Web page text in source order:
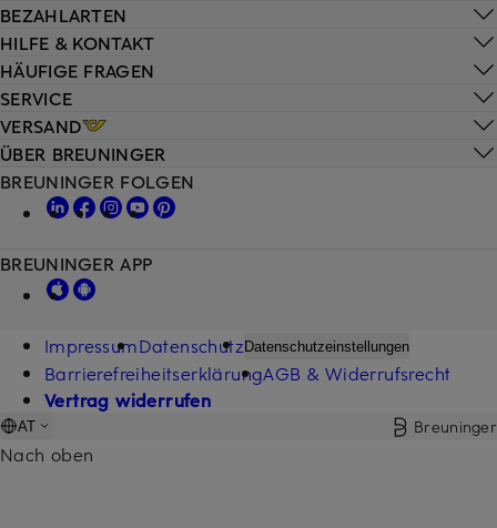
HILFE & KONTAKT
HÄUFIGE FRAGEN
SERVICE
VERSAND
BEZAHLARTEN
ÜBER BREUNINGER
BREUNINGER FOLGEN
BREUNINGER APP
ImpressumDatenschutzDatenschutzeinstellungen
BarrierefreiheitserklärungAGB & Widerrufsrecht
Vertrag widerrufen
AT Breuninger
Nach oben